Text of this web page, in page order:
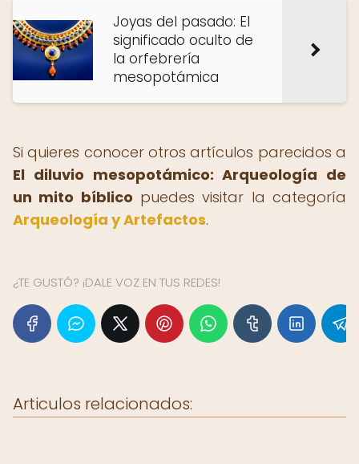
Joyas del pasado: El
significado oculto de
la orfebrería
mesopotámica
Si quieres conocer otros artículos parecidos a
El diluvio mesopotámico: Arqueología de
un mito bíblico puedes visitar la categoría
Arqueología y Artefactos.
¿TE GUSTÓ? ¡DALE VOZ EN TUS REDES!
Articulos relacionados: